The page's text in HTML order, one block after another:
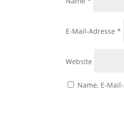
E-Mail-Adresse*
Website
Name, E-